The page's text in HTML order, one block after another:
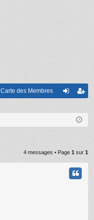
Carte des Membres
on
nr
ist
re
4 messages • Page 1 sur 1